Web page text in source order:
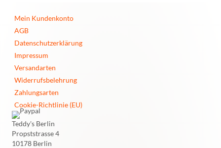
Mein Kundenkonto
AGB
Datenschutzerklärung
Impressum
Versandarten
Widerrufsbelehrung
Zahlungsarten
Cookie-Richtlinie (EU)
Teddy's Berlin
Propststrasse 4
10178 Berlin